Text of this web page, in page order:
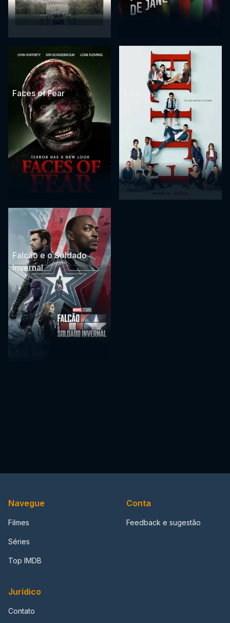
Faces of Fear
Falcão e o Soldado
Invernal
Navegue
Filmes
Séries
Top IMDB
Conta
Feedback e sugestão
Jurídico
Contato